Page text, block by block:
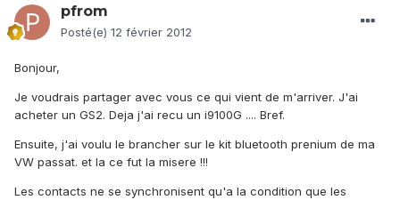
pfrom
Posté(e) 12 février 2012
Bonjour,
Je voudrais partager avec vous ce qui vient de m'arriver. J'ai
acheter un GS2. Deja j'ai recu un i9100G .... Bref.
Ensuite, j'ai voulu le brancher sur le kit bluetooth prenium de ma
VW passat. et la ce fut la misere !!!
Les contacts ne se synchronisent qu'a la condition que les